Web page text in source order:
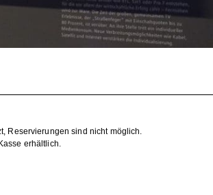
Reservierungen sind nicht möglich.
erhältlich.